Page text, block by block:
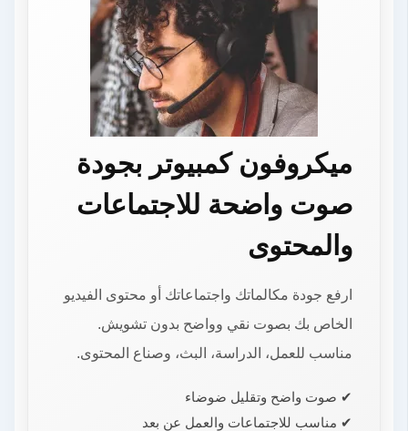
ميكروفون كمبيوتر بجودة
صوت واضحة للاجتماعات
والمحتوى
ارفع جودة مكالماتك واجتماعاتك أو محتوى الفيديو
الخاص بك بصوت نقي وواضح بدون تشويش.
مناسب للعمل، الدراسة، البث، وصناع المحتوى.
✔ صوت واضح وتقليل ضوضاء
✔ مناسب للاجتماعات والعمل عن بعد